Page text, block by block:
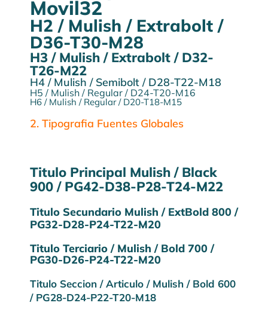
Movil32
H2 / Mulish / Extrabolt /
D36-T30-M28
H3 / Mulish / Extrabolt / D32-
T26-M22
H4 / Mulish / Semibolt / D28-T22-M18
H5 / Mulish / Regular / D24-T20-M16
H6 / Mulish / Regular / D20-T18-M15
2. Tipografia Fuentes Globales
Titulo Principal Mulish / Black
900 / PG42-D38-P28-T24-M22
Titulo Secundario Mulish / ExtBold 800 /
PG32-D28-P24-T22-M20
Titulo Terciario / Mulish / Bold 700 /
PG30-D26-P24-T22-M20
Titulo Seccion / Articulo / Mulish / Bold 600
/ PG28-D24-P22-T20-M18